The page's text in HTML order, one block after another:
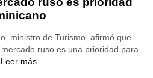
ministro de Turismo, afirmó que
ruso es una prioridad para
Leer más